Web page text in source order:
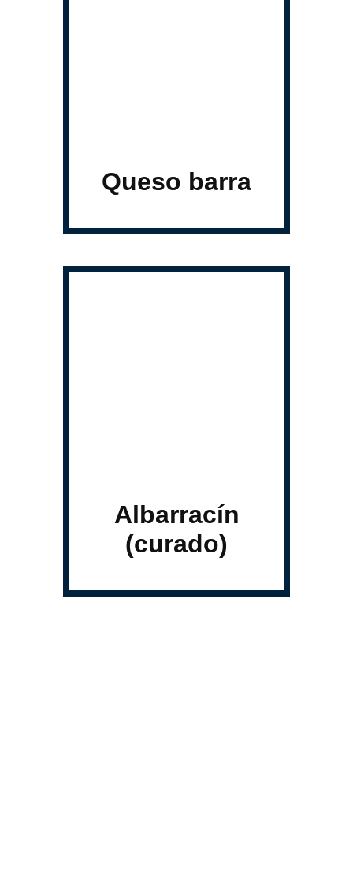
Queso barra
Albarracín
(curado)